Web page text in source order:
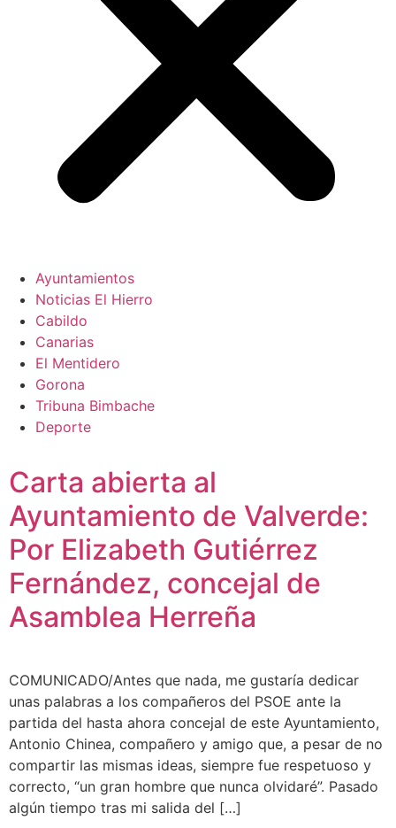
Ayuntamientos
Noticias El Hierro
Cabildo
Canarias
El Mentidero
Gorona
Tribuna Bimbache
Deporte
Carta abierta al
Ayuntamiento de Valverde:
Por Elizabeth Gutiérrez
Fernández, concejal de
Asamblea Herreña
COMUNICADO/Antes que nada, me gustaría dedicar
unas palabras a los compañeros del PSOE ante la
partida del hasta ahora concejal de este Ayuntamiento,
Antonio Chinea, compañero y amigo que, a pesar de no
compartir las mismas ideas, siempre fue respetuoso y
correcto, “un gran hombre que nunca olvidaré”. Pasado
algún tiempo tras mi salida del […]